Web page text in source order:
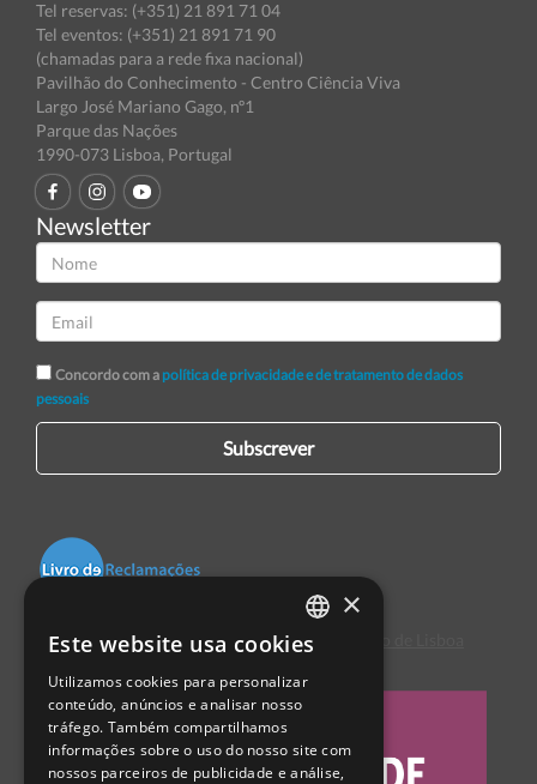
Tel reservas: (+351) 21 891 71 04
Tel eventos: (+351) 21 891 71 90
(chamadas para a rede fixa nacional)
Pavilhão do Conhecimento - Centro Ciência Viva
Largo José Mariano Gago, nº1
Parque das Nações
1990-073 Lisboa, Portugal
Newsletter
Concordo com a política de privacidade e de tratamento de dados
pessoais
Subscrever
Centro de Arbitragem de Conflitos de Consumo de Lisboa
PORTUGUESE
ENGLISH
SPANISH
×
Este website usa cookies
Utilizamos cookies para personalizar
conteúdo, anúncios e analisar nosso
tráfego. Também compartilhamos
informações sobre o uso do nosso site com
nossos parceiros de publicidade e análise,